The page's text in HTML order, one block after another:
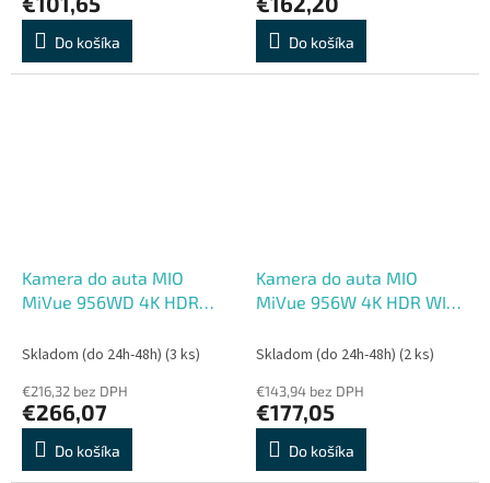
Do košíka Do košíka
Kamera do auta MIO
MiVue 956WD 4K HDR
Skladom (do 24h-48h) (3 ks)
€216,32 bez DPH
€266,07
Do košíka
Kamera do auta MIO
MiVue 956W 4K HDR WIFI
Skladom (do 24h-48h) (2 ks)
€143,94 bez DPH
€177,05
Do košíka